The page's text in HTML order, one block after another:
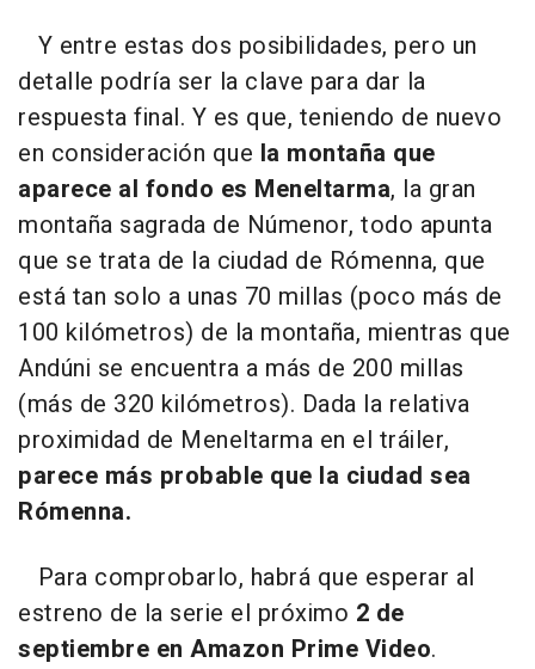
Y entre estas dos posibilidades, pero un
detalle podría ser la clave para dar la
respuesta final. Y es que, teniendo de nuevo
en consideración que la montaña que
aparece al fondo es Meneltarma, la gran
montaña sagrada de Númenor, todo apunta
que se trata de la ciudad de Rómenna, que
está tan solo a unas 70 millas (poco más de
100 kilómetros) de la montaña, mientras que
Andúni se encuentra a más de 200 millas
(más de 320 kilómetros). Dada la relativa
proximidad de Meneltarma en el tráiler,
parece más probable que la ciudad sea
Rómenna.
Para comprobarlo, habrá que esperar al
estreno de la serie el próximo 2 de
septiembre en Amazon Prime Video.